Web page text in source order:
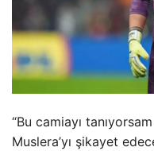
“Bu camiayı
Muslera’yı şikayet